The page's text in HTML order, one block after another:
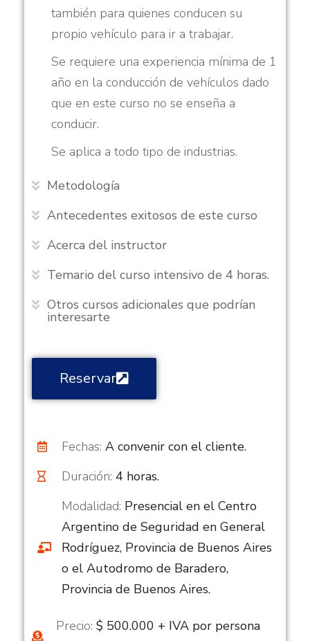
también para quienes conducen su
propio vehículo para ir a trabajar.
Se requiere una experiencia mínima de 1
año en la conducción de vehículos dado
que en este curso no se enseña a
conducir.
Se aplica a todo tipo de industrias.
Metodología
Antecedentes exitosos de este curso
Acerca del instructor
Temario del curso intensivo de 4 horas.
Otros cursos adicionales que podrían
interesarte
Reservar
Fechas: A convenir con el cliente.
Duración: 4 horas.
Modalidad: Presencial en el Centro
Argentino de Seguridad en General
Rodríguez, Provincia de Buenos Aires
o el Autodromo de Baradero,
Provincia de Buenos Aires.
Precio: $ 500.000 + IVA por persona